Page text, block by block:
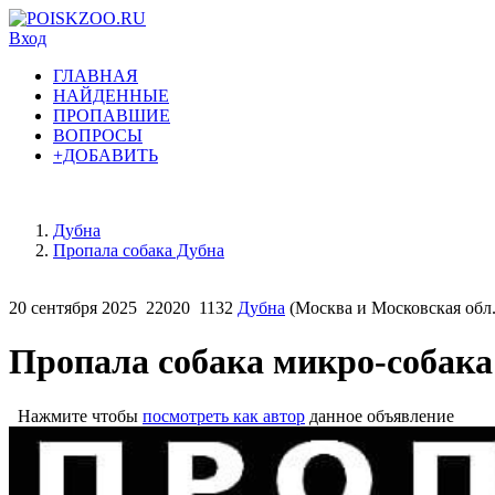
Вход
ГЛАВНАЯ
НАЙДЕННЫЕ
ПРОПАВШИЕ
ВОПРОСЫ
+ДОБАВИТЬ
Дубна
Пропала собака Дубна
20 сентября 2025 22020 1132 Дубна (Москва и Московская
Пропала собака микро-собака
Нажмите чтобы посмотреть как автор данное объявление